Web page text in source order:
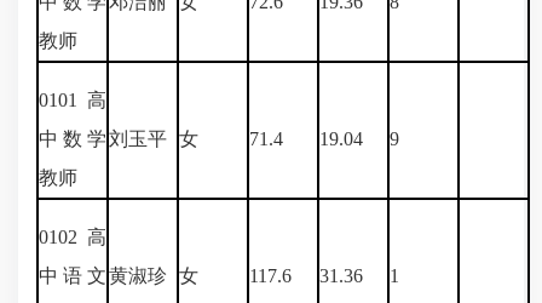
教师
0101
高
中数学
教师
刘玉平 女 71.4 19.04 9
0102 高
中语文黄淑珍 女 117.6 31.36 1